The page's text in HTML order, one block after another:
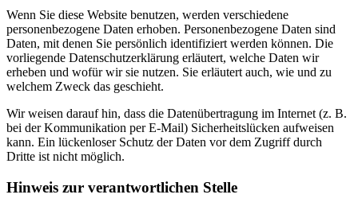
Wenn Sie diese Website benutzen, werden verschiedene
personenbezogene Daten erhoben. Personenbezogene Daten sind
Daten, mit denen Sie persönlich identifiziert werden können. Die
vorliegende Datenschutzerklärung erläutert, welche Daten wir
erheben und wofür wir sie nutzen. Sie erläutert auch, wie und zu
welchem Zweck das geschieht.
Wir weisen darauf hin, dass die Datenübertragung im Internet (z. B.
bei der Kommunikation per E-Mail) Sicherheitslücken aufweisen
kann. Ein lückenloser Schutz der Daten vor dem Zugriff durch
Dritte ist nicht möglich.
Hinweis zur verantwortlichen Stelle